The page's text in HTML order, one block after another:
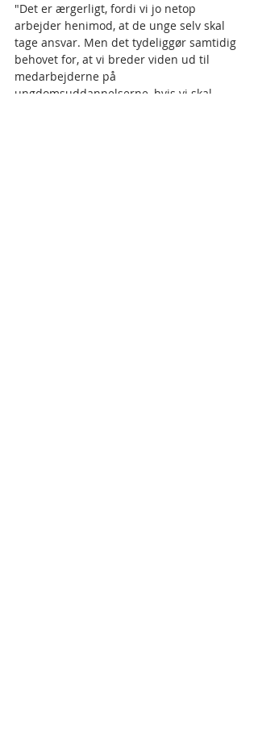
"Det er ærgerligt, fordi vi jo netop
arbejder henimod, at de unge selv skal
tage ansvar. Men det tydeliggør samtidig
behovet for, at vi breder viden ud til
medarbejderne på
ungdomsuddannelserne, hvis vi skal